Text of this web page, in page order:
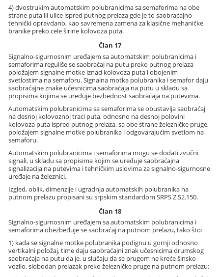
4) dvostrukim automatskim polubranicima sa semaforima na obe
strane puta ili ulice ispred putnog prelaza gde je to saobraćajno-
tehnički opravdano, kao savremena zamena za klasične mehaničke
branike preko cele širine kolovoza puta.
Član 17
Signalno-sigurnosnim uređajem sa automatskim polubranicima i
semaforima reguliše se saobraćaj na putu preko putnog prelaza
položajem signalne motke iznad kolovoza puta i obojenim
svetlostima na semaforu. Signalna motka polubranika i semafor daju
saobraćajne znake učesnicima saobraćaja na putu u skladu sa
propisima kojima se uređuje bezbednost saobraćaja na putevima.
Automatskim polubranicima sa semaforima se obustavlja saobraćaj
na desnoj kolovoznoj traci puta, odnosno na desnoj polovini
kolovoza puta ispred putnog prelaza, sa obe strane železničke pruge,
položajem signalne motke polubranika i odgovarajućim svetlom na
semaforu.
Automatskim polubranicima i semaforima mogu se dodati zvučni
signali, u skladu sa propisima kojim se uređuje saobraćajna
signalizacija na putevima i tehničkim uslovima za signalno-sigurnosne
uređaje na železnici.
Izgled, oblik, dimenzije i ugradnja automatskih polubranika na
putnom prelazu propisani su srpskim standardom SRPS Z.S2.150.
Član 18
Signalno-sigurnosnim uređajem sa automatskim polubranicima i
semaforima obezbeđuje se saobraćaj na putnom prelazu, tako što:
1) kada se signalne motke polubranika podignu u gornji odnosno
vertikalni položaj, time daju saobraćajni znak učesnicima drumskog
saobraćaja na putu da je, u slučaju da se prugom ne kreće šinsko
vozilo, slobodan prelazak preko železničke pruge na putnom prelazu;